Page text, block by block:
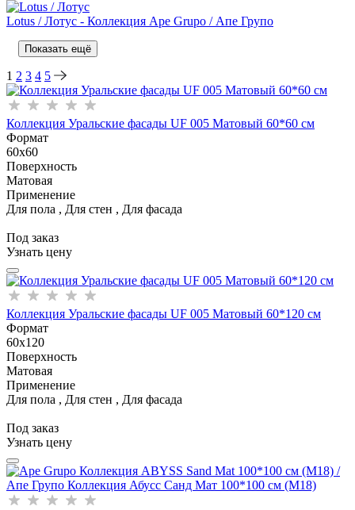
Lotus / Лотус - Коллекция Ape Grupo / Апе Групо
Показать ещё
1 2 3 4 5
Коллекция Уральские фасады UF 005 Матовый 60*60 см
Формат
60x60
Поверхность
Матовая
Применение
Для пола , Для стен , Для фасада
Под заказ
Узнать цену
Коллекция Уральские фасады UF 005 Матовый 60*120 см
Формат
60x120
Поверхность
Матовая
Применение
Для пола , Для стен , Для фасада
Под заказ
Узнать цену